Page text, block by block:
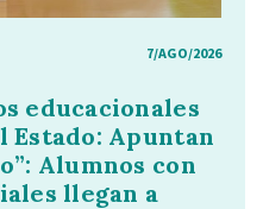
7/AGO/2026
educacionales
Estado: Apuntan
Alumnos con
llegan a